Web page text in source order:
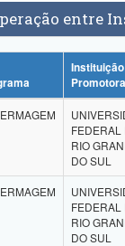
entre
Instituição
Promotora
FEDERAL
RIO
DO SUL
FEDERAL
RIO
DO SUL